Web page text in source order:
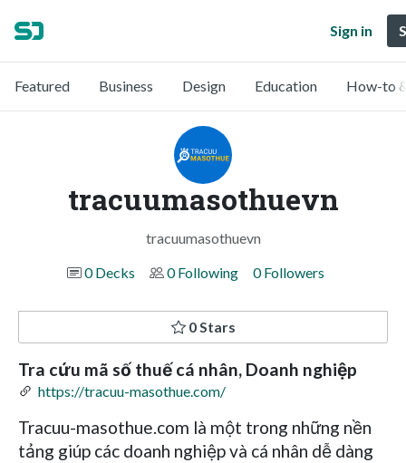
Sign in
Featured Business Design Education How-to
tracuumasothuevn
tracuumasothuevn
0 Decks
0 Following 0 Followers
0 Stars
Tra cứu mã số thuế cá nhân, Doanh nghiệp
https://tracuu-masothue.com/
Tracuu-masothue.com là một trong những nền
tảng giúp các doanh nghiệp và cá nhân dễ dàng